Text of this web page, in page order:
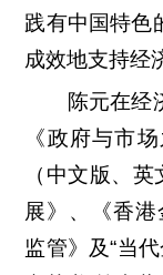
践有中国特色
成效地支持经
陈元在经济
《政府与市
（中文版、
展》、《香
监管》及“当